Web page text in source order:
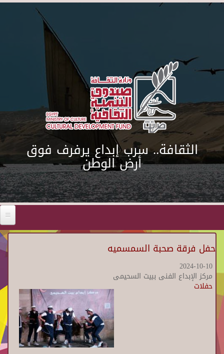
Skip to main content
الثقافة.. سرب إبداع يرفرف فوق
أرض الوطن
حفل فرقة صحبة السمسميه
2024-10-10
مركز الإبداع الفنى ببيت السحيمى
حفلات